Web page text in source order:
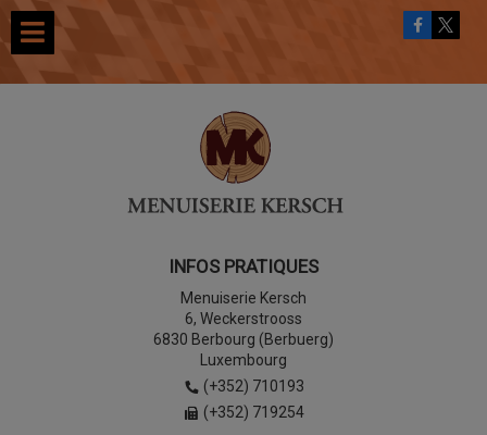
INFOS PRATIQUES
Menuiserie Kersch
6, Weckerstrooss
6830 Berbourg (Berbuerg)
Luxembourg
(+352) 710193
(+352) 719254